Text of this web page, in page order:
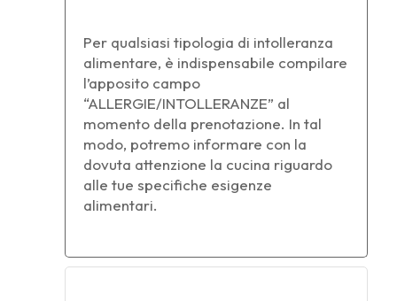
Per qualsiasi tipologia di intolleranza
alimentare, è indispensabile compilare
l’apposito campo
“ALLERGIE/INTOLLERANZE” al
momento della prenotazione. In tal
modo, potremo informare con la
dovuta attenzione la cucina riguardo
alle tue specifiche esigenze
alimentari.